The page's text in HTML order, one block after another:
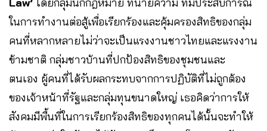
Law’ โดยกลุ่มนักกฎหมาย ทนายความ ที่มีประสบการณ์
ในการทำงานต่อสู้เพื่อเรียกร้องและคุ้มครองสิทธิของกลุ่ม
คนที่หลากหลายไม่ว่าจะเป็นแรงงานชาวไทยและแรงงาน
ข้ามชาติ กลุ่มชาวบ้านที่ปกป้องสิทธิของชุมชนและ
ตนเอง ผู้คนที่ได้รับผลกระทบจากการปฏิบัติที่ไม่ถูกต้อง
ของเจ้าหน้าที่รัฐและกลุ่มทุนขนาดใหญ่ เธอคิดว่าการให้
สังคมมีพื้นที่ในการเรียกร้องสิทธิของทุกคนได้นั้นจะทำให้